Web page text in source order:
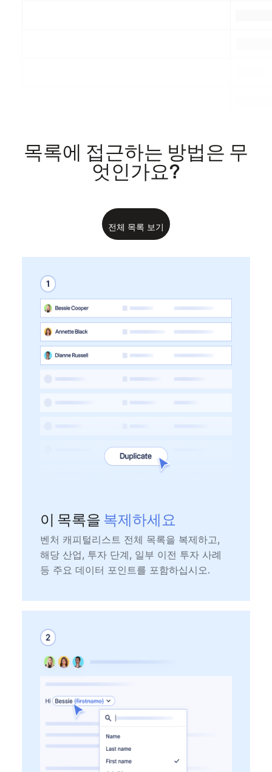
목록에 접근하는 방법은 무
엇인가요?
전체 목록 보기
이 목록을 복제하세요
벤처 캐피털리스트 전체 목록을 복제하고,
해당 산업, 투자 단계, 일부 이전 투자 사례
등 주요 데이터 포인트를 포함하십시오.